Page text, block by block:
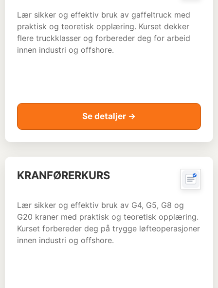
Lær sikker og effektiv bruk av gaffeltruck med
praktisk og teoretisk opplæring. Kurset dekker
flere truckklasser og forbereder deg for arbeid
innen industri og offshore.
Se detaljer →
KRANFØRERKURS
Lær sikker og effektiv bruk av G4, G5, G8 og
G20 kraner med praktisk og teoretisk opplæring.
Kurset forbereder deg på trygge løfteoperasjoner
innen industri og offshore.